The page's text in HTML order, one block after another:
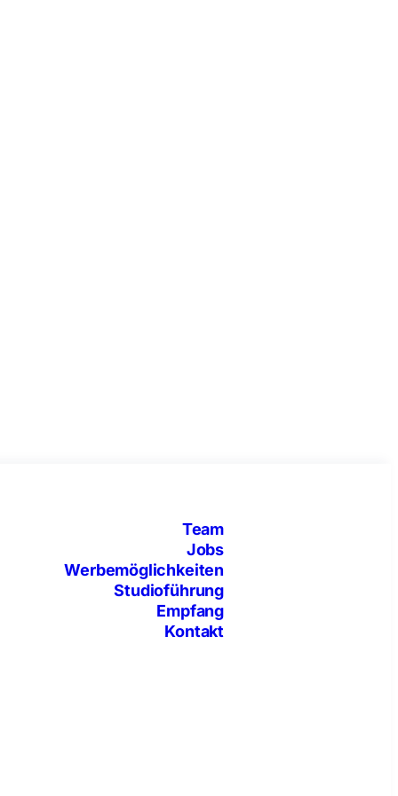
Team
Jobs
Werbemöglichkeiten
Studioführung
Empfang
Kontakt